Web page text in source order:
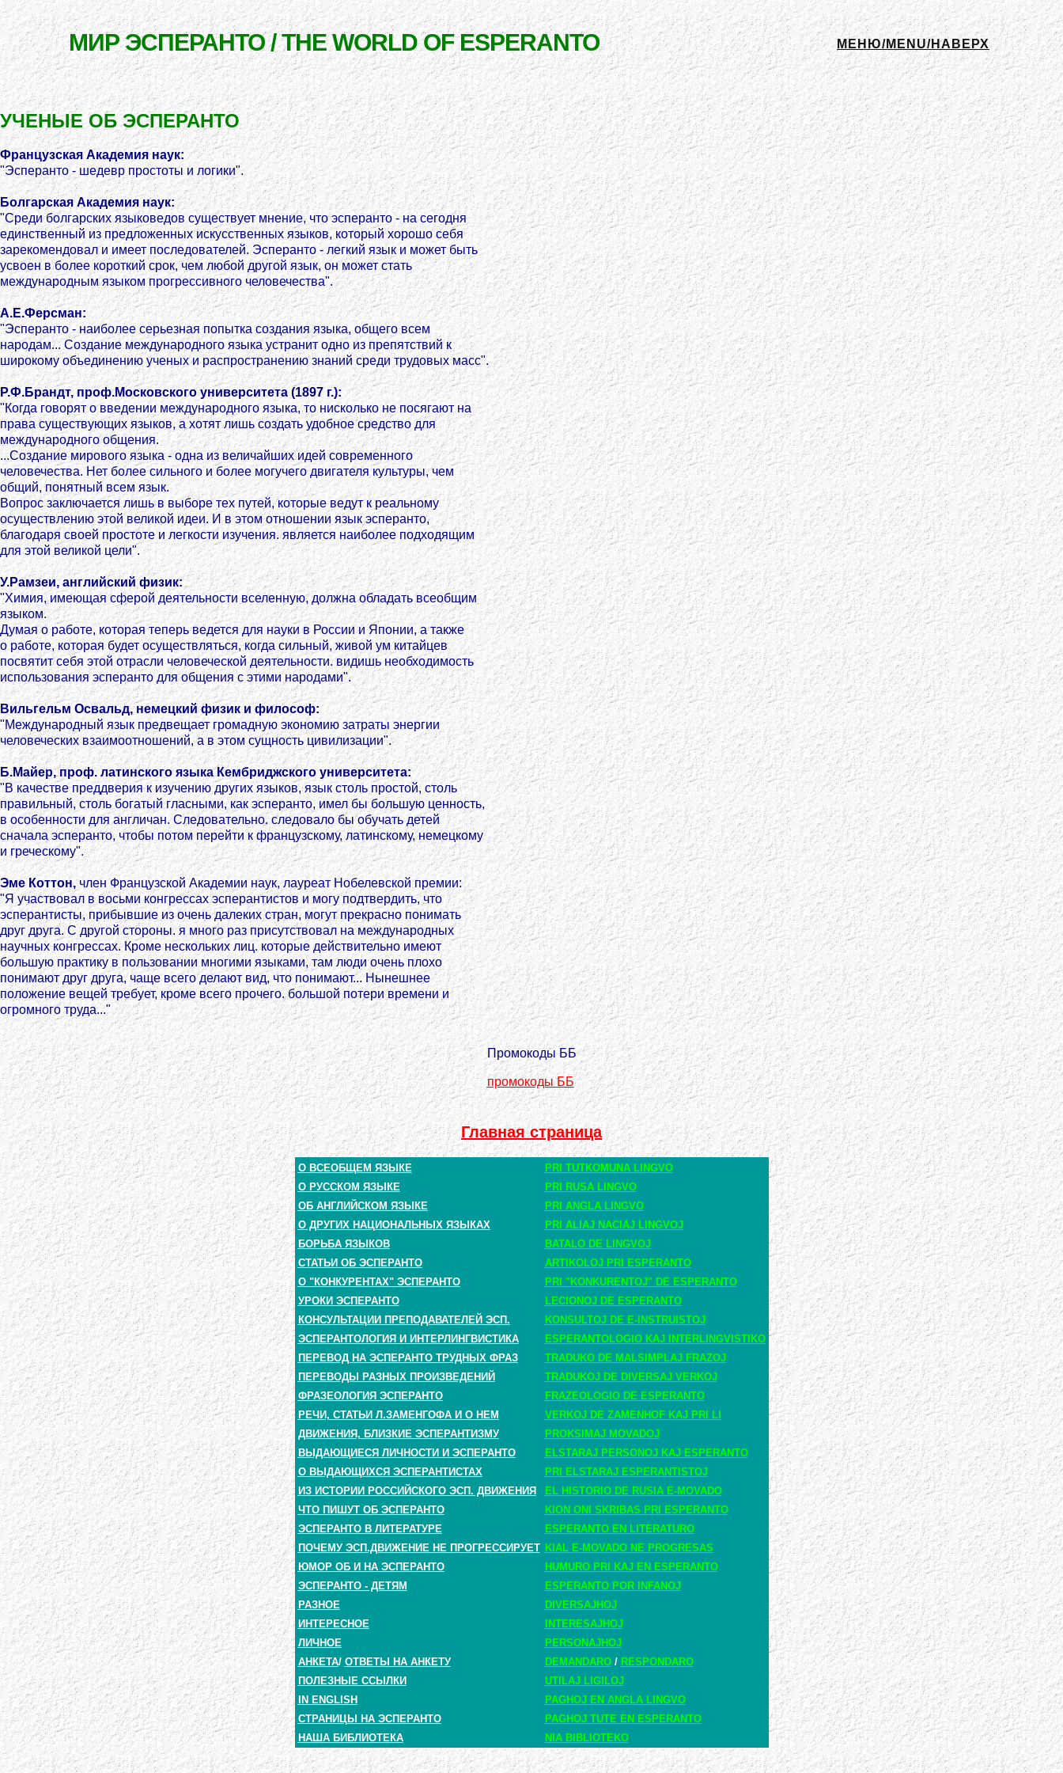
МИР ЭСПЕРАНТО / THE WORLD OF ESPERANTO МЕНЮ/MENU/НАВЕРХ
УЧЕНЫЕ ОБ ЭСПЕРАНТО
Французская Академия наук:
"Эсперанто - шедевр простоты и логики".
Болгарская Академия наук:
"Среди болгарских языковедов существует мнение, что эсперанто - на сегодня
единственный из предложенных искусственных языков, который хорошо себя
зарекомендовал и имеет последователей. Эсперанто - легкий язык и может быть
усвоен в более короткий срок, чем любой другой язык, он может стать
международным языком прогрессивного человечества".
А.Е.Ферсман:
"Эсперанто - наиболее серьезная попытка создания языка, общего всем
народам... Создание международного языка устранит одно из препятствий к
широкому объединению ученых и распространению знаний среди трудовых масс".
Р.Ф.Брандт, проф.Московского университета (1897 г.):
"Когда говорят о введении международного языка, то нисколько не посягают на
права существующих языков, а хотят лишь создать удобное средство для
международного общения.
...Создание мирового языка - одна из величайших идей современного
человечества. Нет более сильного и более могучего двигателя культуры, чем
общий, понятный всем язык.
Вопрос заключается лишь в выборе тех путей, которые ведут к реальному
осуществлению этой великой идеи. И в этом отношении язык эсперанто,
благодаря своей простоте и легкости изучения. является наиболее подходящим
для этой великой цели".
У.Рамзеи, английский физик:
"Химия, имеющая сферой деятельности вселенную, должна обладать всеобщим
языком.
Думая о работе, которая теперь ведется для науки в России и Японии, а также
о работе, которая будет осуществляться, когда сильный, живой ум китайцев
посвятит себя этой отрасли человеческой деятельности. видишь необходимость
использования эсперанто для общения с этими народами".
Вильгельм Освальд, немецкий физик и философ:
"Международный язык предвещает громадную экономию затраты энергии
человеческих взаимоотношений, а в этом сущность цивилизации".
Б.Майер, проф. латинского языка Кембриджского университета:
"В качестве преддверия к изучению других языков, язык столь простой, столь
правильный, столь богатый гласными, как эсперанто, имел бы большую ценность,
в особенности для англичан. Следовательно. следовало бы обучать детей
сначала эсперанто, чтобы потом перейти к французскому, латинскому, немецкому
и греческому".
Эме Коттон,член Французской Академии наук, лауреат Нобелевской премии:
"Я участвовал в восьми конгрессах эсперантистов и могу подтвердить, что
эсперантисты, прибывшие из очень далеких стран, могут прекрасно понимать
друг друга. С другой стороны. я много раз присутствовал на международных
научных конгрессах. Кроме нескольких лиц. которые действительно имеют
большую практику в пользовании многими языками, там люди очень плохо
понимают друг друга, чаще всего делают вид, что понимают... Нынешнее
положение вещей требует, кроме всего прочего. большой потери времени и
огромного труда..."
Промокоды ББ
промокоды ББ
Главная страница
О ВСЕОБЩЕМ ЯЗЫКЕ
PRI TUTKOMUNA LINGVO
О РУССКОМ ЯЗЫКЕ
PRI RUSA LINGVO
ОБ АНГЛИЙСКОМ ЯЗЫКЕ
PRI ANGLA LINGVO
О ДРУГИХ НАЦИОНАЛЬНЫХ ЯЗЫКАХ
PRI ALIAJ NACIAJ LINGVOJ
БОРЬБА ЯЗЫКОВ
BATALO DE LINGVOJ
СТАТЬИ ОБ ЭСПЕРАНТО
ARTIKOLOJ PRI ESPERANTO
О "КОНКУРЕНТАХ" ЭСПЕРАНТО
PRI "KONKURENTOJ" DE ESPERANTO
УРОКИ ЭСПЕРАНТО
LECIONOJ DE ESPERANTO
КОНСУЛЬТАЦИИ ПРЕПОДАВАТЕЛЕЙ ЭСП.
KONSULTOJ DE E-INSTRUISTOJ
ЭСПЕРАНТОЛОГИЯ И ИНТЕРЛИНГВИСТИКА
ESPERANTOLOGIO KAJ INTERLINGVISTIKO
ПЕРЕВОД НА ЭСПЕРАНТО ТРУДНЫХ ФРАЗ
TRADUKO DE MALSIMPLAJ FRAZOJ
ПЕРЕВОДЫ РАЗНЫХ ПРОИЗВЕДЕНИЙ
TRADUKOJ DE DIVERSAJ VERKOJ
ФРАЗЕОЛОГИЯ ЭСПЕРАНТО
FRAZEOLOGIO DE ESPERANTO
РЕЧИ, СТАТЬИ Л.ЗАМЕНГОФА И О НЕМ
VERKOJ DE ZAMENHOF KAJ PRI LI
ДВИЖЕНИЯ, БЛИЗКИЕ ЭСПЕРАНТИЗМУ
PROKSIMAJ MOVADOJ
ВЫДАЮЩИЕСЯ ЛИЧНОСТИ И ЭСПЕРАНТО
ELSTARAJ PERSONOJ KAJ ESPERANTO
О ВЫДАЮЩИХСЯ ЭСПЕРАНТИСТАХ
PRI ELSTARAJ ESPERANTISTOJ
ИЗ ИСТОРИИ РОССИЙСКОГО ЭСП. ДВИЖЕНИЯ
EL HISTORIO DE RUSIA E-MOVADO
ЧТО ПИШУТ ОБ ЭСПЕРАНТО
KION ONI SKRIBAS PRI ESPERANTO
ЭСПЕРАНТО В ЛИТЕРАТУРЕ
ESPERANTO EN LITERATURO
ПОЧЕМУ ЭСП.ДВИЖЕНИЕ НЕ ПРОГРЕССИРУЕТ KIAL E-MOVADO NE PROGRESAS
ЮМОР ОБ И НА ЭСПЕРАНТО
HUMURO PRI KAJ EN ESPERANTO
ЭСПЕРАНТО - ДЕТЯМ
ESPERANTO POR INFANOJ
РАЗНОЕ
DIVERSAJHOJ
ИНТЕРЕСНОЕ
INTERESAJHOJ
ЛИЧНОЕ
PERSONAJHOJ
АНКЕТА/ ОТВЕТЫ НА АНКЕТУ DEMANDARO/ RESPONDARO
ПОЛЕЗНЫЕ ССЫЛКИ
UTILAJ LIGILOJ
IN ENGLISH
PAGHOJ EN ANGLA LINGVO
СТРАНИЦЫ НА ЭСПЕРАНТО
PAGHOJ TUTE EN ESPERANTO
НАША БИБЛИОТЕКА
NIA BIBLIOTEKO